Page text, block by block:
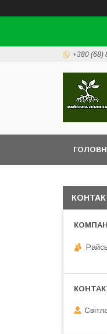
+380 (68)